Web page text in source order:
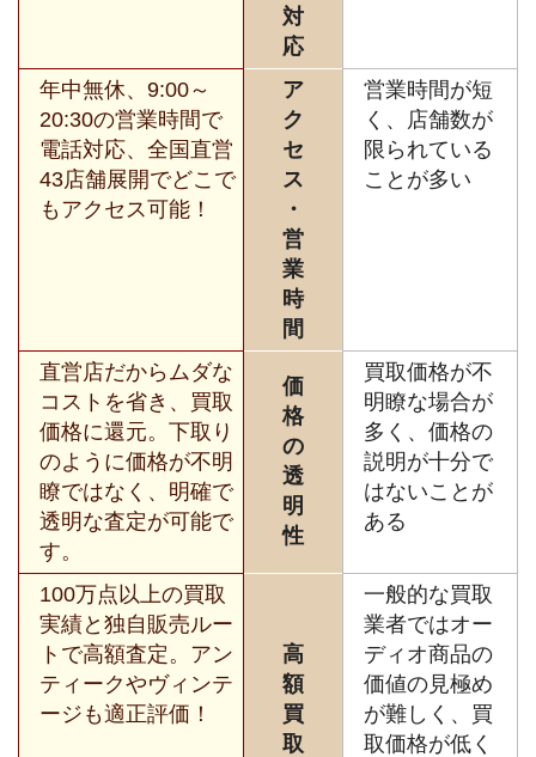
対
応
年中無休、9:00～
20:30の営業時間で
電話対応、全国直営
43店舗展開でどこで
もアクセス可能！
ア
ク
セ
ス
・
営
業
時
間
営業時間が短
く、店舗数が
限られている
ことが多い
直営店だからムダな
コストを省き、買取
価格に還元。下取り
のように価格が不明
瞭ではなく、明確で
透明な査定が可能で
す。
価
格
の
透
明
性
買取価格が不
明瞭な場合が
多く、価格の
説明が十分で
はないことが
ある
100万点以上の買取
実績と独自販売ルー
トで高額査定。アン
ティークやヴィンテ
ージも適正評価！
高
額
買
取
一般的な買取
業者ではオー
ディオ商品の
価値の見極め
が難しく、買
取価格が低く